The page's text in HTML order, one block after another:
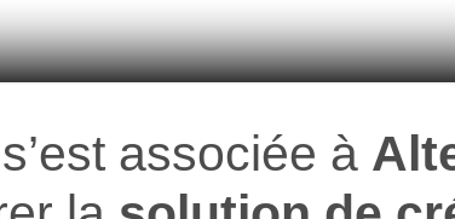
s’est associée à